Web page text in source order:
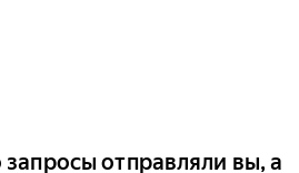
отправляли вы, а